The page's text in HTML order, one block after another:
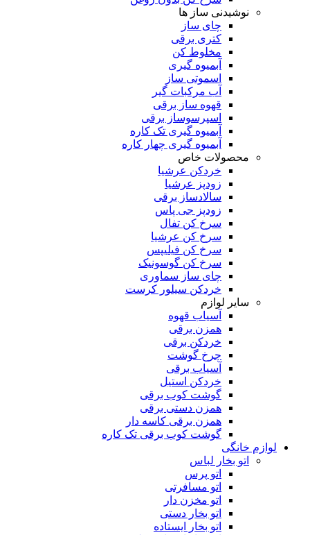
نوشیدنی ساز ها
چای ساز
کتری برقی
مخلوط کن
آبمیوه گیری
اسموتی ساز
آب مرکبات گیر
قهوه ساز برقی
اسپرسوساز برقی
آبمیوه گیری تک کاره
آبمیوه گیری چهار کاره
محصولات خاص
خردکن عرشیا
زودپز عرشیا
سالادساز برقی
زودپز جی پاس
سرخ کن تفال
سرخ کن عرشیا
سرخ کن فیلیپس
سرخ کن گوسونیک
چای ساز سماوری
خردکن سیلور کرست
سایر لوازم
آسیاب قهوه
همزن برقی
خردکن برقی
چرخ گوشت
آسیاب برقی
خردکن استیل
گوشت کوب برقی
همزن دستی برقی
همزن برقی کاسه دار
گوشت کوب برقی تک کاره
لوازم خانگی
اتو بخار لباس
اتو پرس
اتو مسافرتی
اتو مخزن دار
اتو بخار دستی
اتو بخار ایستاده